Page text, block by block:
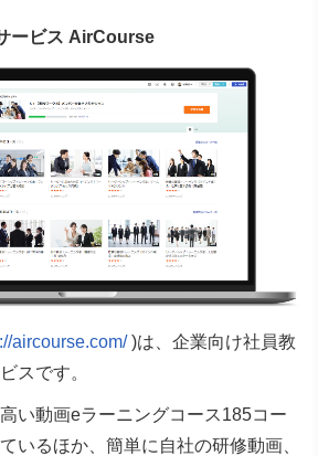
ービス AirCourse
aircourse.com/)は、企業向け社員教
スです。
い動画eラーニングコース185コー
いるほか、簡単に自社の研修動画、